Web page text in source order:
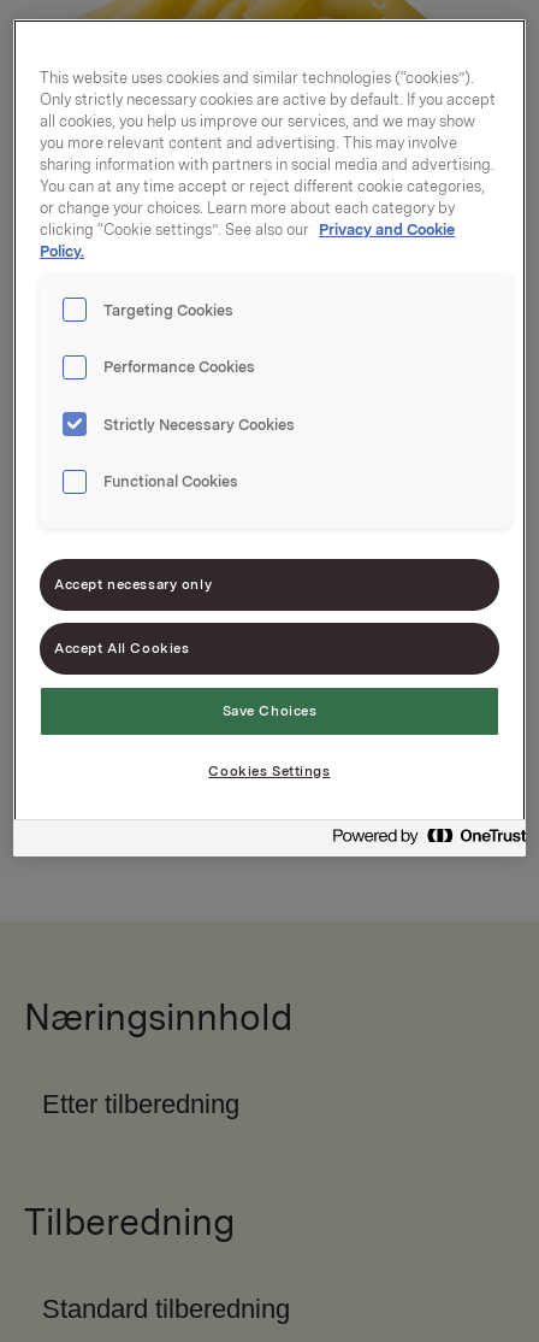
Pastarør penne rigate
14kg
Varenummer: 00000000000000
Riflede pastarør
Populær pasta av høy kvalitet
Næringsinnhold
Etter tilberedning
Tilberedning
Standard tilberedning
This website uses cookies and similar technologies (“cookies”).
Only strictly necessary cookies are active by default. If you accept
all cookies, you help us improve our services, and we may show
you more relevant content and advertising. This may involve
sharing information with partners in social media and advertising.
You can at any time accept or reject different cookie categories,
or change your choices. Learn more about each category by
clicking “Cookie settings”. See also our Privacy and Cookie
Policy.
Targeting Cookies
Performance Cookies
Strictly Necessary Cookies
Functional Cookies
Accept necessary only
Accept All Cookies
Save Choices
Cookies Settings